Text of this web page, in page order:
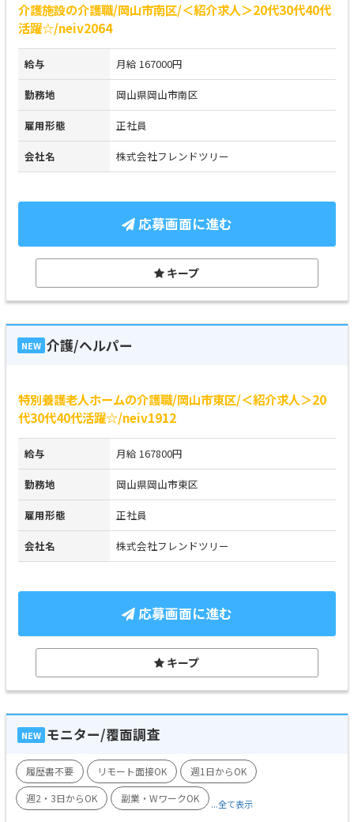
介護施設の介護職/岡山市南区/＜紹介求人＞20代30代40代
活躍☆/neiv2064
給与 月給 167000円
勤務地 岡山県岡山市南区
雇用形態 正社員
会社名 株式会社フレンドツリー
応募画面に進む
キープ
NEW 介護/ヘルパー
特別養護老人ホームの介護職/岡山市東区/＜紹介求人＞20
代30代40代活躍☆/neiv1912
給与 月給 167800円
勤務地 岡山県岡山市東区
雇用形態 正社員
会社名 株式会社フレンドツリー
応募画面に進む
キープ
NEW モニター/覆面調査
履歴書不要 リモート面接OK
週1日からOK
週2・3日からOK
副業・WワークOK ...全て表示